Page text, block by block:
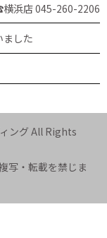
浜店 045-260-2206
ました
ング All Rights
写・転載を禁じま